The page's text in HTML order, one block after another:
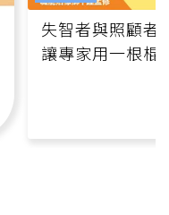
失智者與照顧者
讓專家用一根棍